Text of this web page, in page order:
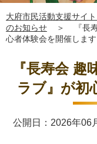
大府市民活動支援サイ
のお知らせ
＞
『長
心者体験会を開催します
『長寿会
ラブ』が初
公開日：2026年06